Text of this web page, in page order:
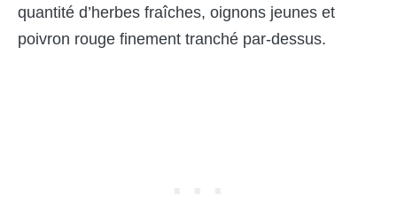
quantité d’herbes fraîches, oignons jeunes et
poivron rouge finement tranché par-dessus.